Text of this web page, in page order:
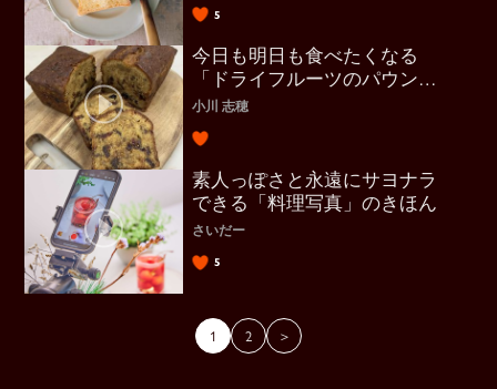
5
今日も明日も食べたくなる
「ドライフルーツのパウンド
ケーキ」の作り方を完全解説
小川 志穂
素人っぽさと永遠にサヨナラ
できる「料理写真」のきほん
さいだー
5
1 2 ＞